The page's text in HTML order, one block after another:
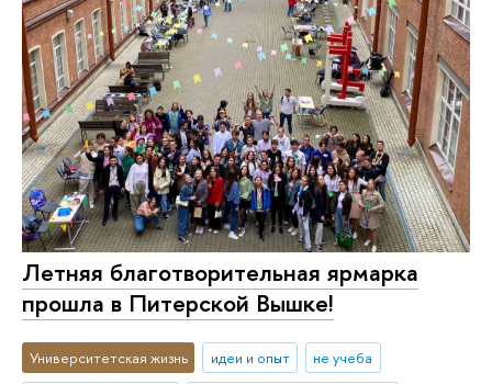
Летняя благотворительная ярмарка
прошла в Питерской Вышке!
Университетская жизнь идеи и опыт
не учеба